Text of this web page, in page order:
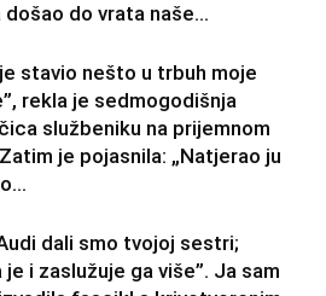
do vrata naše...
stavio nešto u trbuh moje
rekla je sedmogodišnja
službeniku na prijemnom
je pojasnila: „Natjerao ju
dali smo tvojoj sestri;
je i zaslužuje ga više”. Ja sam